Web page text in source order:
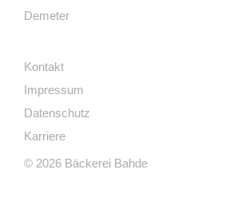
Demeter
Kontakt
Impressum
Datenschutz
Karriere
© 2026 Bäckerei Bahde